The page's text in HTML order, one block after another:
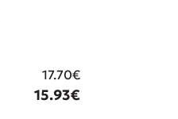
17.70€
15.93€